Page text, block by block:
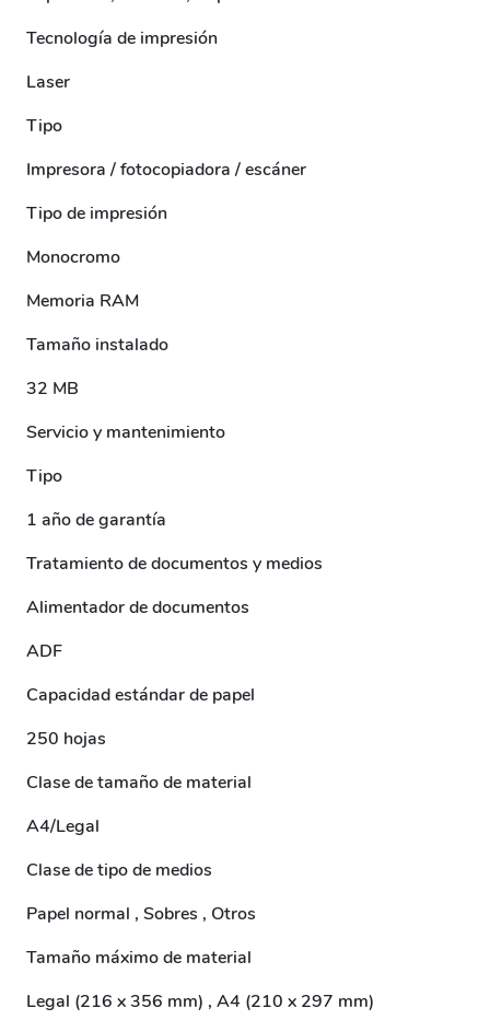
Tecnología de impresión
Laser
Tipo
Impresora / fotocopiadora / escáner
Tipo de impresión
Monocromo
Memoria RAM
Tamaño instalado
32 MB
Servicio y mantenimiento
Tipo
1 año de garantía
Tratamiento de documentos y medios
Alimentador de documentos
ADF
Capacidad estándar de papel
250 hojas
Clase de tamaño de material
A4/Legal
Clase de tipo de medios
Papel normal , Sobres , Otros
Tamaño máximo de material
Legal (216 x 356 mm) , A4 (210 x 297 mm)